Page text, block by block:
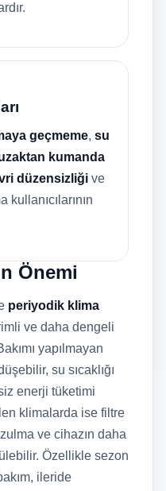
geçmeme, su
kumanda
düzensizliği ve
kullanıcılarının
Önemi
periyodik klima
ve daha dengeli
yapılmayan
su sıcaklığı
enerji tüketimi
klimalarda ise filtre
ve cihazın daha
Özellikle sezon
ileride